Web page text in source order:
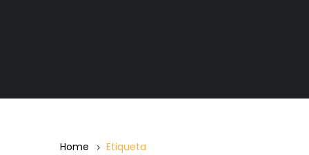
Home Etiqueta